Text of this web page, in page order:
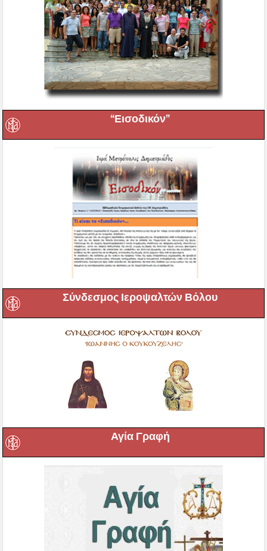
“Εισοδικόν”
Σύνδεσμος Ιεροψαλτών Βόλου
Αγία Γραφή